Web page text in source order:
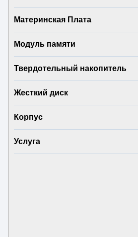
Материнская Плата
Модуль памяти
Твердотельный накопитель
Жесткий диск
Корпус
Услуга